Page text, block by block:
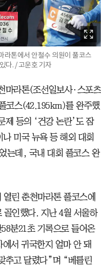
라톤에서 안철수 의원이 풀코스
다. / 고운호 기자
마라톤(조선일보사·스포츠
코스(42.195km)를 완주했
제 등의 ‘건강 논란’도 잠
미국 뉴욕 등 해외 대회
는데, 국내 대회 풀코스 완
린 춘천마라톤 풀코스에
골인했다. 지난 4월 서울하
분21초 기록으로 들어온
서 귀국한지 얼마 안 돼
추고 달렸다”며 “베를린